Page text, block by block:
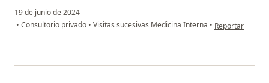
19 de junio de 2024
• Consultorio privado • Visitas sucesivas Medicina Interna • en opinión del
Reportar